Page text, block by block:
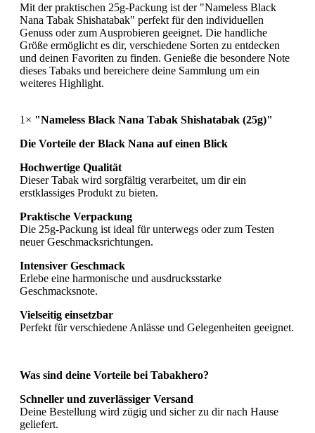
Mit der praktischen 25g-Packung ist der "Nameless Black
Nana Tabak Shishatabak" perfekt für den individuellen
Genuss oder zum Ausprobieren geeignet. Die handliche
Größe ermöglicht es dir, verschiedene Sorten zu entdecken
und deinen Favoriten zu finden. Genieße die besondere Note
dieses Tabaks und bereichere deine Sammlung um ein
weiteres Highlight.
1× "Nameless Black Nana Tabak Shishatabak (25g)"
Die Vorteile der Black Nana auf einen Blick
Hochwertige Qualität
Dieser Tabak wird sorgfältig verarbeitet, um dir ein
erstklassiges Produkt zu bieten.
Praktische Verpackung
Die 25g-Packung ist ideal für unterwegs oder zum Testen
neuer Geschmacksrichtungen.
Intensiver Geschmack
Erlebe eine harmonische und ausdrucksstarke
Geschmacksnote.
Vielseitig einsetzbar
Perfekt für verschiedene Anlässe und Gelegenheiten geeignet.
Was sind deine Vorteile bei Tabakhero?
Schneller und zuverlässiger Versand
Deine Bestellung wird zügig und sicher zu dir nach Hause
geliefert.